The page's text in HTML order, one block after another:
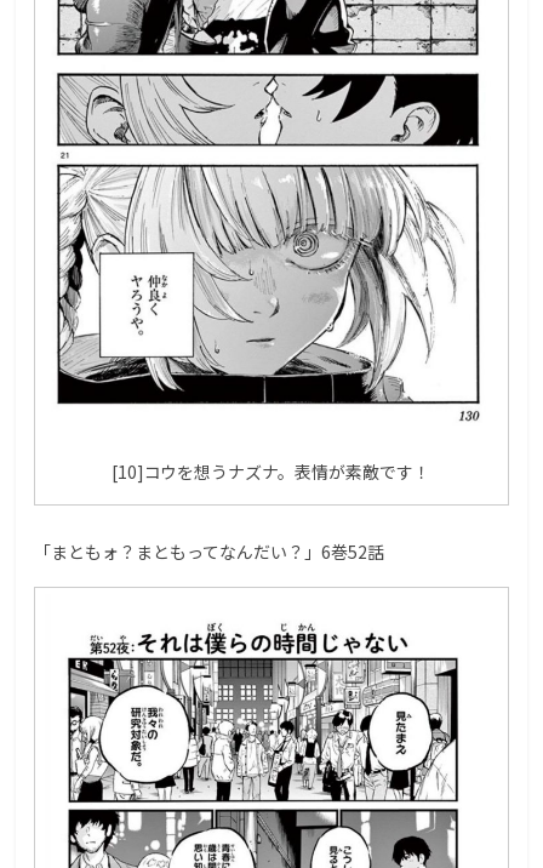
[10]コウを想うナズナ。表情が素敵です！
「まともォ？まともってなんだい？」6巻52話